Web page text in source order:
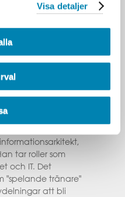
Visa detaljer
tar roller som
och IT. Det
"spelande tränare"
att bli